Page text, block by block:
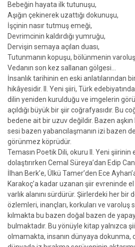
adet
Bebeğin hayata ilk tutunuşu,
Aşığın çekinerek uzattığı dokunuşu,
İşçinin nasır tutmuş emeği,
Devrimcinin kaldırdığı yumruğu,
Dervişin semaya açılan duası,
Tutunmanın kopuşu, bölünmenin
Vedanın son kez sallanan gölgesi…
İnsanlık tarihinin en eski anlatılarından
hikâyesidir. II. Yeni şiiri, Türk
dilin yeniden kurulduğu ve imgelerin
açıldığı büyük bir şiir coğrafyasıdır. Bu
bedene ait bir uzuv değildir. Bazen aşkın
sesi bazen yabancılaşmanın izi bazen
görünmez köprüdür.
Temasın Poetik Dili, okuru II. Yeni şiirinin
dolaştırırken Cemal Süreya’dan Edip
İlhan Berk’e, Ülkü Tamer’den Ece
Karakoç’a kadar uzanan şiir evreninde
varlık alanını sürdürür. Şiirlerdeki her bir
özlemleri, inançları, korkuları ve varoluş
kılmakta bu bazen doğal bazen de
bulmaktadır. Bu yönüyle kitap yalnızca
olmamakta, insanın dünyaya dokunma,